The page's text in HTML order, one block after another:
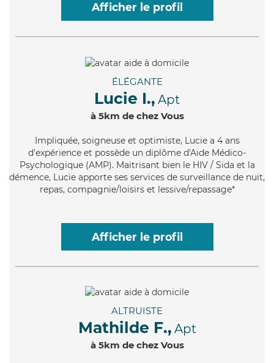
Afficher le profil
ÉLÉGANTE
Lucie I., Apt
à 5km de chez Vous
Impliquée, soigneuse et optimiste, Lucie a 4 ans
d'expérience et possède un diplôme d'Aide Médico-
Psychologique (AMP). Maitrisant bien le HIV / Sida et la
démence, Lucie apporte ses services de surveillance de nuit,
repas, compagnie/loisirs et lessive/repassage*
Afficher le profil
ALTRUISTE
Mathilde F., Apt
à 5km de chez Vous